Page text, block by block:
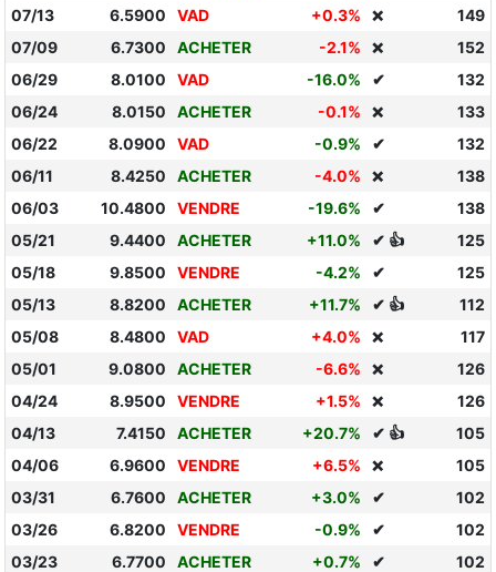
07/13
6.5900 VAD +0.3% ❌
149
07/09
6.7300 ACHETER -2.1% ❌
152
06/29
8.0100 VAD -16.0% ✔
132
06/24
8.0150 ACHETER -0.1% ❌
133
06/22
8.0900 VAD -0.9% ✔
132
06/11
8.4250 ACHETER -4.0% ❌
138
06/03
10.4800 VENDRE -19.6% ✔
138
05/21
9.4400 ACHETER +11.0% ✔ 👍
125
05/18
9.8500 VENDRE -4.2% ✔
125
05/13
8.8200 ACHETER +11.7% ✔ 👍
112
05/08
8.4800 VAD +4.0% ❌
117
05/01
9.0800 ACHETER -6.6% ❌
126
04/24
8.9500 VENDRE +1.5% ❌
126
04/13
7.4150 ACHETER +20.7% ✔ 👍
105
04/06
6.9600 VENDRE +6.5% ❌
105
03/31
6.7600 ACHETER +3.0% ✔
102
03/26
6.8200 VENDRE -0.9% ✔
102
03/23
6.7700 ACHETER +0.7% ✔
102